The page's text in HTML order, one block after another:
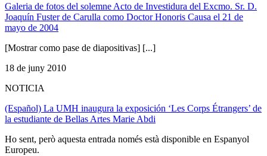
Galeria de fotos del solemne Acto de Investidura del Excmo. Sr. D.
Joaquín Fuster de Carulla como Doctor Honoris Causa el 21 de
mayo de 2004
[Mostrar como pase de diapositivas] [...]
18 de juny 2010
NOTICIA
(Español) La UMH inaugura la exposición ‘Les Corps Étrangers’ de
la estudiante de Bellas Artes Marie Abdi
Ho sent, però aquesta entrada només està disponible en Espanyol
Europeu.